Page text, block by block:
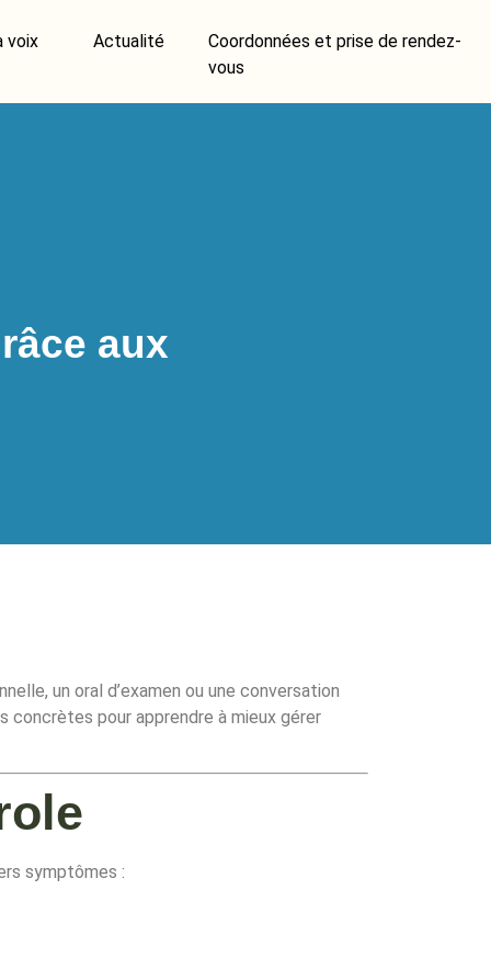
voix
Actualité
Coordonnées et prise de rendez-
vous
aux
un oral d’examen ou une conversation
concrètes pour apprendre à mieux gérer
symptômes :